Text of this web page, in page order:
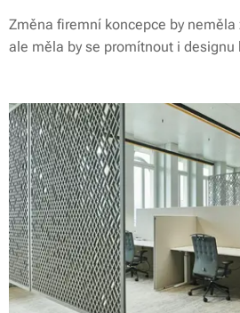
Změna firemní koncepce by
ale měla by se promítnout i designu